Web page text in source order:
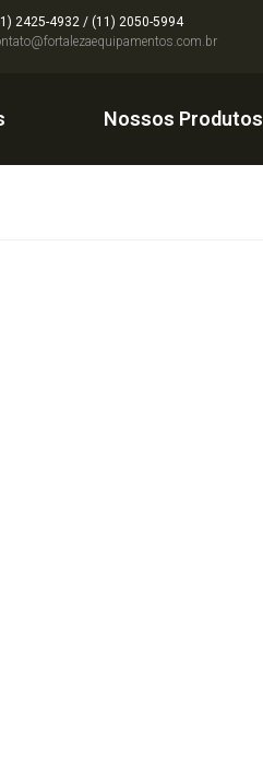
2425-4932 / (11) 2050-5994
Nossos Produtos